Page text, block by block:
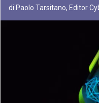
di Paolo Tarsitano, Editor